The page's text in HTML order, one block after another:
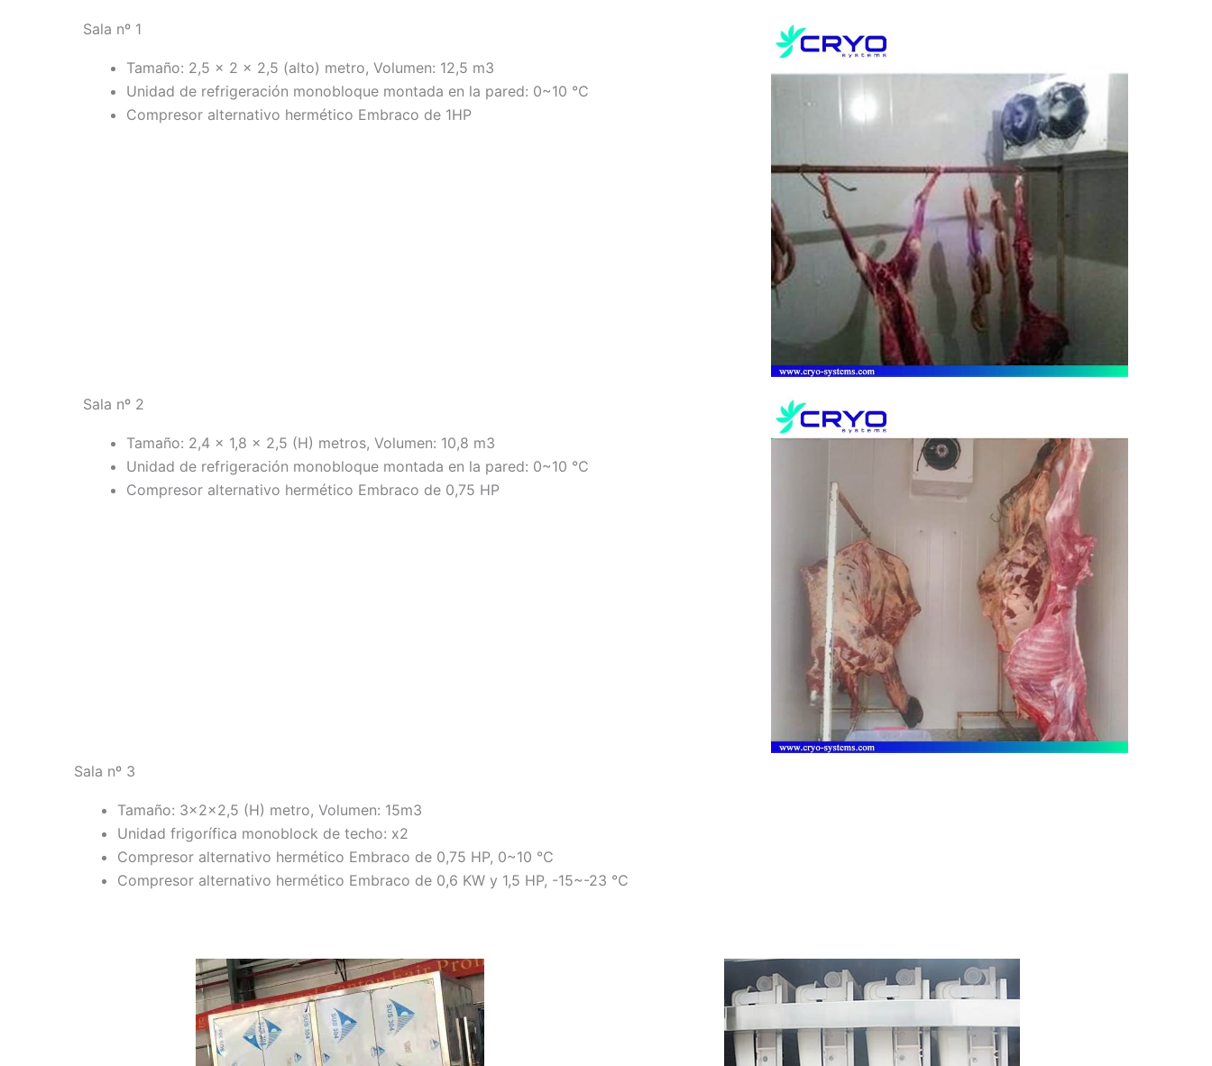
Sala nº 1
Tamaño: 2,5 x 2 x 2,5 (alto) metro, Volumen: 12,5 m3
Unidad de refrigeración monobloque montada en la pared: 0~10 ℃
Compresor alternativo hermético Embraco de 1HP
Sala nº 2
Tamaño: 2,4 × 1,8 × 2,5 (H) metros, Volumen: 10,8 m3
Unidad de refrigeración monobloque montada en la pared: 0~10 ℃
Compresor alternativo hermético Embraco de 0,75 HP
Sala nº 3
Tamaño: 3x2x2,5 (H) metro, Volumen: 15m3
Unidad frigorífica monoblock de techo: x2
Compresor alternativo hermético Embraco de 0,75 HP, 0~10 ℃
Compresor alternativo hermético Embraco de 0,6 KW y 1,5 HP, -15~-23 ℃